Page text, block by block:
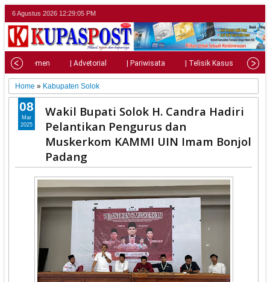
6 Agustus 2026 12:29:07 PM
| Parlemen | Advetorial | Pariwisata | Telisik Kasus |
Home » Kabupaten Solok
Wakil Bupati Solok H. Candra Hadiri
Pelantikan Pengurus dan
Muskerkom KAMMI UIN Imam Bonjol
Padang
08
Mar
2025